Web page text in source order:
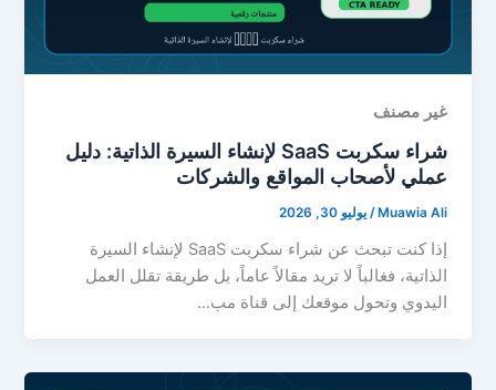
غير مصنف
شراء سكربت SaaS لإنشاء السيرة الذاتية: دليل
عملي لأصحاب المواقع والشركات
Muawia Ali
/يوليو 30, 2026
إذا كنت تبحث عن شراء سكربت SaaS لإنشاء السيرة
الذاتية، فغالباً لا تريد مقالاً عاماً، بل طريقة تقلل العمل
اليدوي وتحول موقعك إلى قناة مب…